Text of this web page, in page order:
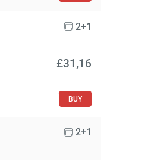
2+1
£‎31,16
BUY
2+1